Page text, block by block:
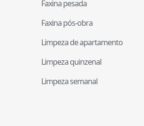
Faxina pesada
Faxina pós-obra
Limpeza de apartamento
Limpeza quinzenal
Limpeza semanal